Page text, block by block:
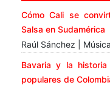
Cómo Cali se
Salsa en Sudamérica
Raúl Sánchez |
Bavaria y la
populares de